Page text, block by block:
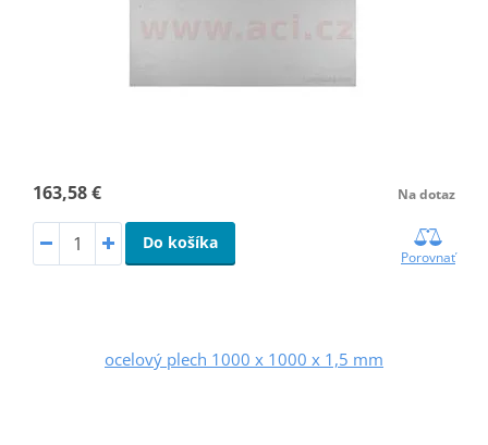
163,58 € Na dotaz
Do košíka
Porovnať
ocelový plech 1000 x 1000 x 1,5 mm